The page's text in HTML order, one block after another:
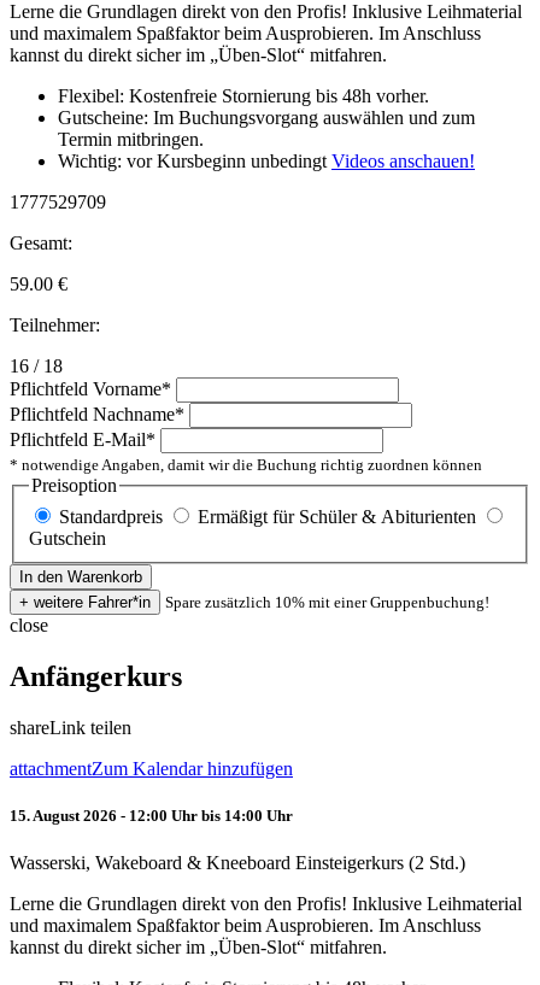
Lerne die Grundlagen direkt von den Profis! Inklusive Leihmaterial
und maximalem Spaßfaktor beim Ausprobieren. Im Anschluss
kannst du direkt sicher im „Üben-Slot“ mitfahren.
Flexibel: Kostenfreie Stornierung bis 48h vorher.
Gutscheine: Im Buchungsvorgang auswählen und zum
Termin mitbringen.
Wichtig: vor Kursbeginn unbedingt Videos anschauen!
1777529709
Gesamt:
59.00 €
Teilnehmer:
16 / 18
Pflichtfeld Vorname*
Pflichtfeld Nachname*
Pflichtfeld E-Mail*
* notwendige Angaben, damit wir die Buchung richtig zuordnen können
Preisoption
Standardpreis
Ermäßigt für Schüler & Abiturienten
Gutschein
Spare zusätzlich 10% mit einer Gruppenbuchung!
close
Anfängerkurs
shareLink teilen
attachmentZum Kalendar hinzufügen
15. August 2026 - 12:00 Uhr bis 14:00 Uhr
Wasserski, Wakeboard & Kneeboard Einsteigerkurs (2 Std.)
Lerne die Grundlagen direkt von den Profis! Inklusive Leihmaterial
und maximalem Spaßfaktor beim Ausprobieren. Im Anschluss
kannst du direkt sicher im „Üben-Slot“ mitfahren.